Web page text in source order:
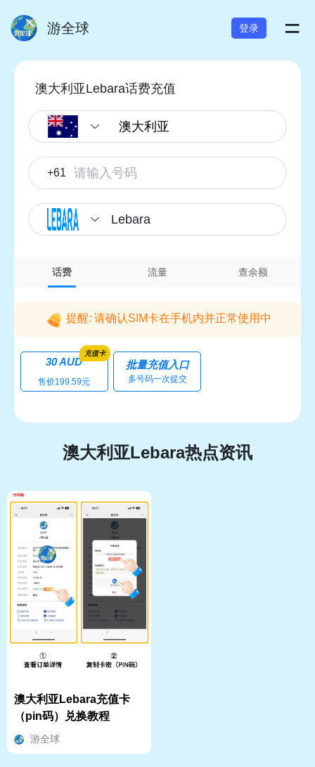
游全球 登录 =
澳大利亚Lebara话费充值
+61
Lebara
话费 流量 查余额
提醒: 请确认SIM卡在手机内并正常使用中
充值卡
30 AUD
售价199.59元
批量充值入口
多号码一次提交
澳大利亚Lebara热点资讯
澳大利亚Lebara充值卡
（pin码）兑换教程
游全球